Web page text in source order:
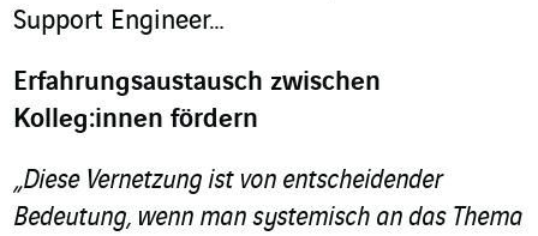
Support Engineer…
Erfahrungsaustausch zwischen
Kolleg:innen fördern
„Diese Vernetzung ist von entscheidender
Bedeutung, wenn man systemisch an das Thema